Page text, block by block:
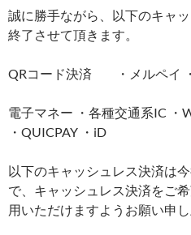
誠に勝手ながら、以下のキャ
終了させて頂きます。
QRコード決済 ・メルペイ ・
電子マネー ・各種交通系IC ・
・QUICPAY ・iD
以下のキャッシュレス決済は
で、キャッシュレス決済をご
用いただけますようお願い申し